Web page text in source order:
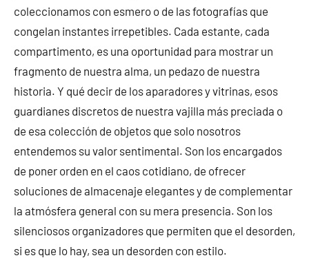
coleccionamos con esmero o de las fotografías que
congelan instantes irrepetibles. Cada estante, cada
compartimento, es una oportunidad para mostrar un
fragmento de nuestra alma, un pedazo de nuestra
historia. Y qué decir de los aparadores y vitrinas, esos
guardianes discretos de nuestra vajilla más preciada o
de esa colección de objetos que solo nosotros
entendemos su valor sentimental. Son los encargados
de poner orden en el caos cotidiano, de ofrecer
soluciones de almacenaje elegantes y de complementar
la atmósfera general con su mera presencia. Son los
silenciosos organizadores que permiten que el desorden,
si es que lo hay, sea un desorden con estilo.